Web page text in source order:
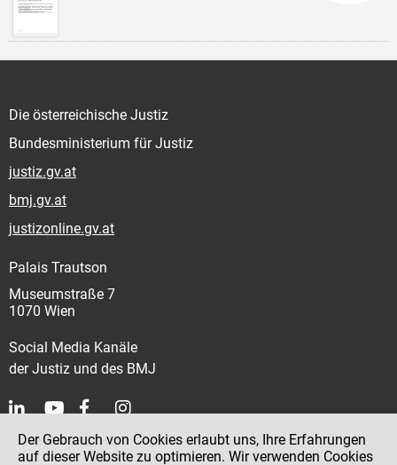
Die österreichische Justiz
Bundesministerium für Justiz
justiz.gv.at
bmj.gv.at
justizonline.gv.at
Palais Trautson
Museumstraße 7
1070 Wien
Social Media Kanäle
der Justiz und des BMJ
Kontakt
Der Gebrauch von Cookies erlaubt uns, Ihre Erfahrungen
auf dieser Website zu optimieren. Wir verwenden Cookies